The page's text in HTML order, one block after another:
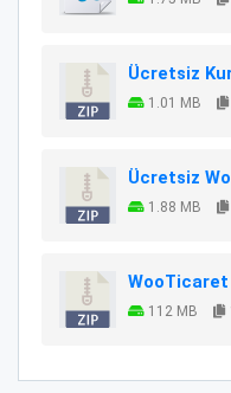
Ücretsiz
1.01 MB
Ücretsiz
1.88 MB
112 MB